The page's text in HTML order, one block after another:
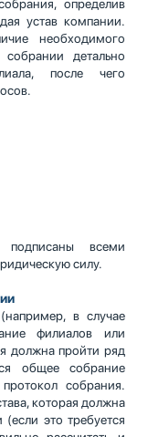
определив
устав компании.
необходимого
детально
после чего
всеми
силу.
в случае
филиалов или
должна пройти ряд
общее собрание
собрания.
которая должна
это требуется